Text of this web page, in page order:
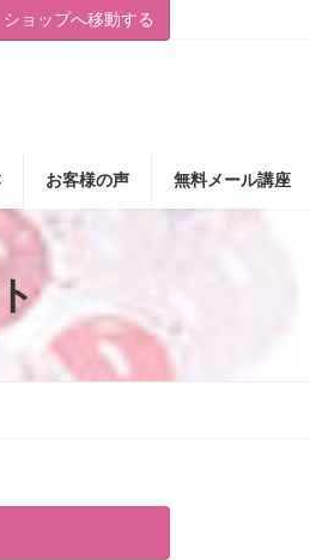
ョップへ移動する
お客様の声 無料メール講座